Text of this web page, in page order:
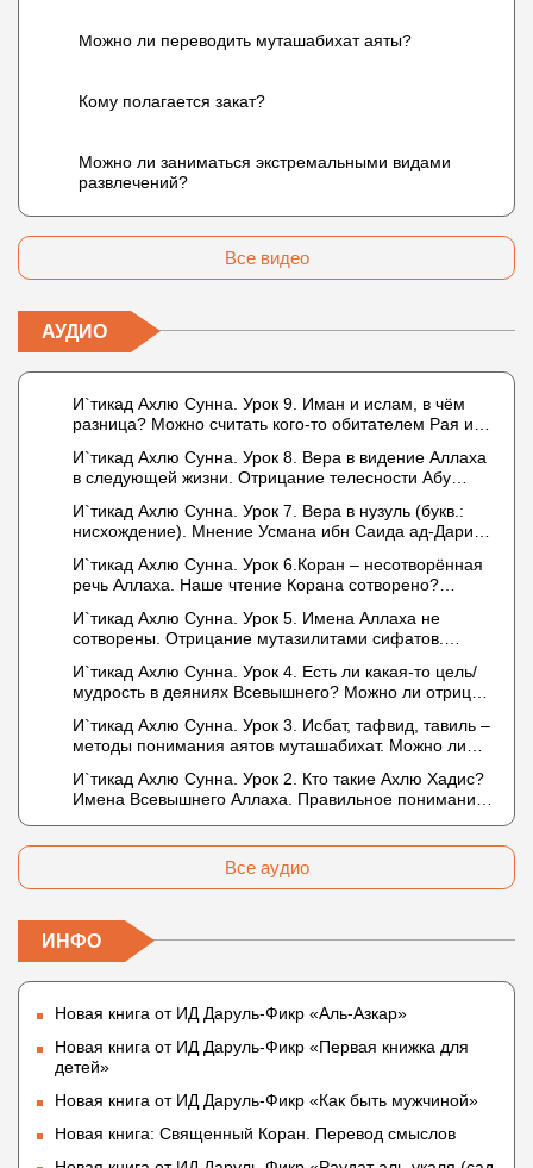
Можно ли переводить муташабихат аяты?
Кому полагается закат?
Можно ли заниматься экстремальными видами
развлечений?
Все видео
АУДИО
И`тикад Ахлю Сунна. Урок 9. Иман и ислам, в чём
разница? Можно считать кого-то обитателем Рая или
И`тикад Ахлю Сунна. Урок 8. Вера в видение Аллаха
в следующей жизни. Отрицание телесности Абу
Усмана ибн Саида ад-Дарими. Иман – это слова,
дела и познание
И`тикад Ахлю Сунна. Урок 7. Вера в нузуль (букв.:
нисхождение). Мнение Усмана ибн Саида ад-Дарими
описывается физическим движением?
И`тикад Ахлю Сунна. Урок 6.Коран – несотворённая
речь Аллаха. Наше чтение Корана сотворено?
И`тикад Ахлю Сунна. Урок 5. Имена Аллаха не
сотворены. Отрицание мутазилитами сифатов.
И`тикад Ахлю Сунна. Урок 4. Есть ли какая-то цель/
мудрость в деяниях Всевышнего? Можно ли отрицать
не пришло в Коране и Сунне? Концепция ибн
Таймийи
И`тикад Ахлю Сунна. Урок 3. Исбат, тафвид, тавиль –
методы понимания аятов муташабихат. Можно ли
Что означает утверждение сифата «биля кейфа»
(без образа)?
И`тикад Ахлю Сунна. Урок 2. Кто такие Ахлю Хадис?
Имена Всевышнего Аллаха. Правильное понимание
Все аудио
ИНФО
Новая книга от ИД Даруль-Фикр «Аль-Азкар»
Новая книга от ИД Даруль-Фикр «Первая книжка для
детей»
Новая книга от ИД Даруль-Фикр «Как быть мужчиной»
Новая книга: Священный Коран. Перевод смыслов